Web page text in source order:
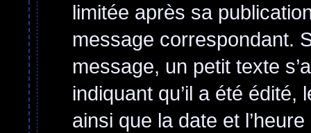
limitée après sa
message correspondant.
message, un petit texte
indiquant qu’il a été édité,
ainsi que la date et